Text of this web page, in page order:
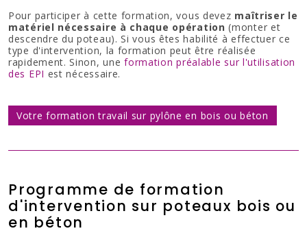
Pour participer à cette formation, vous devez maîtriser le
matériel nécessaire à chaque opération (monter et
descendre du poteau). Si vous êtes habilité à effectuer ce
type d'intervention, la formation peut être réalisée
rapidement. Sinon, uneformation préalable sur l'utilisation
des EPI est nécessaire.
Votre formation travail sur pylône en bois ou béton
Programme de formation
d'intervention sur poteaux bois ou
en béton